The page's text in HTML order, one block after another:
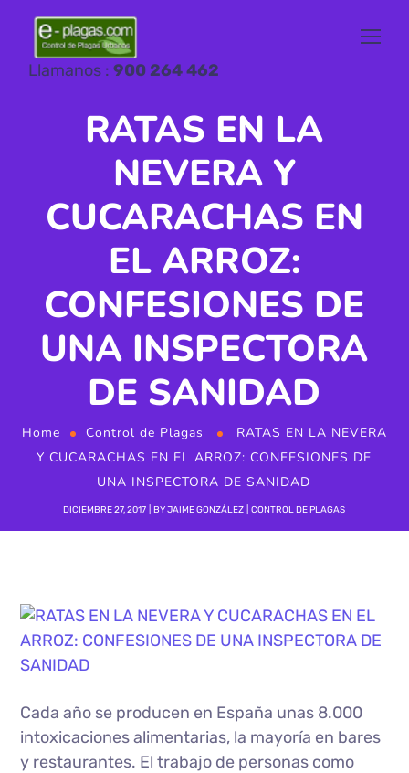
Llamanos : 900 264 462
RATAS EN LA
NEVERA Y
CUCARACHAS EN
EL ARROZ:
CONFESIONES DE
UNA INSPECTORA
DE SANIDAD
Home Control de Plagas
RATAS EN LA NEVERA
Y CUCARACHAS EN EL ARROZ: CONFESIONES DE
UNA INSPECTORA DE SANIDAD
DICIEMBRE 27, 2017 BYJAIME GONZÁLEZ CONTROL DE PLAGAS
Cada año se producen en España unas 8.000
intoxicaciones alimentarias, la mayoría en bares
y restaurantes. El trabajo de personas como